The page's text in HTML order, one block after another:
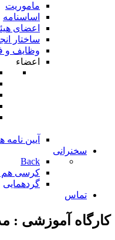
ماموریت
اساسنامه
اعضای
ساختار
وظایف و
اعضاء
آیین نامه
سخنرانی
Back
کرسی هم
گردهمایی
تماس
کارگاه آموزشی :